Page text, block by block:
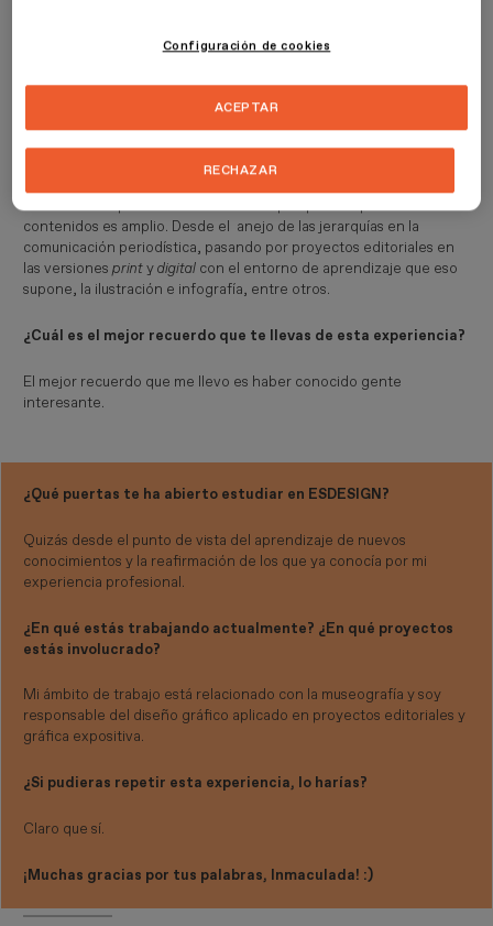
contenidos es amplio. Desde el anejo de las jerarquías en la
comunicación periodística, pasando por proyectos editoriales en
las versionesprint ydigital con el entorno de aprendizaje que eso
supone, la ilustración e infografía, entre otros.
¿Cuál es el mejor recuerdo que te llevas de esta experiencia?
El mejor recuerdo que me llevo es haber conocido gente
interesante.
¿Qué puertas te ha abierto estudiar en ESDESIGN?
Quizás desde el punto de vista del aprendizaje de nuevos
conocimientos y la reafirmación de los que ya conocía por mi
experiencia profesional.
¿En qué estás trabajando actualmente? ¿En qué proyectos
estás involucrado?
Mi ámbito de trabajo está relacionado con la museografía y soy
responsable del diseño gráfico aplicado en proyectos editoriales y
gráfica expositiva.
¿Si pudieras repetir esta experiencia, lo harías?
Claro que sí.
¡Muchas gracias por tus palabras, Inmaculada! :)
Configuración de cookies
RECHAZAR
ACEPTAR